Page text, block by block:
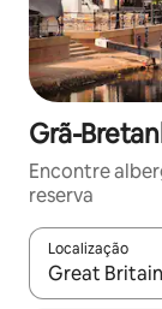
Grã-
Encontre
reserva
Localização
Quando os